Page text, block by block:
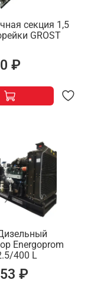
секция 1,5
GROST
₽
Energoprom
400 L
₽